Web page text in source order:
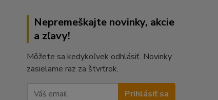
Nepremeškajte novinky, akcie
a zľavy!
Môžete sa kedykoľvek odhlásiť. Novinky
zasielame raz za štvrťrok.
Prihlásiť sa